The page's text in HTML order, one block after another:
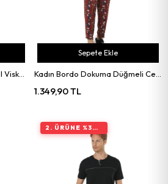
1.349,90 TL
Sepete Ekle
2. ÜRÜNE %30 İNDIRIM